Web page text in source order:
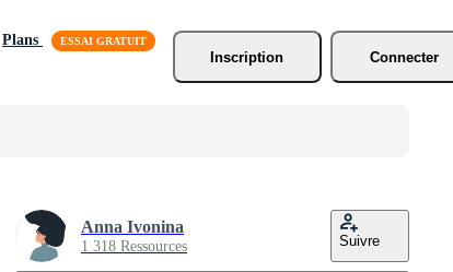
Plans
Inscription
Connecter
Anna Ivonina
1 318 Ressources Suivre